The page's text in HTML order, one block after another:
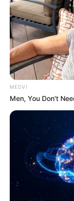
MEDVI
Men, You Don't